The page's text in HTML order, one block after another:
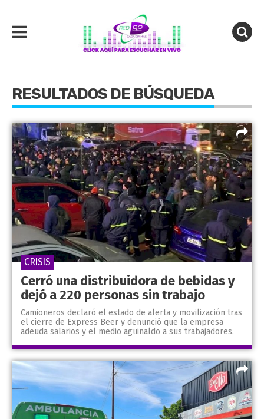
RESULTADOS DE BÚSQUEDA
Cerró una distribuidora de bebidas y
dejó a 220 personas sin trabajo
Camioneros declaró el estado de alerta y movilización tras
el cierre de Express Beer y denunció que la empresa
adeuda salarios y el medio aguinaldo a sus trabajadores.
CRISIS